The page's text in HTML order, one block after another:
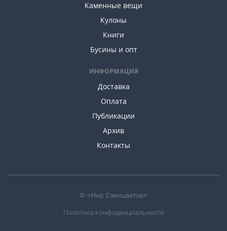
Каменные вещи
Кулоны
Книги
Бусины и опт
ИНФОРМАЦИЯ
Доставка
Оплата
Публикации
Архив
Контакты
© «Мир Самоцветов»
Политика конфиденциальности